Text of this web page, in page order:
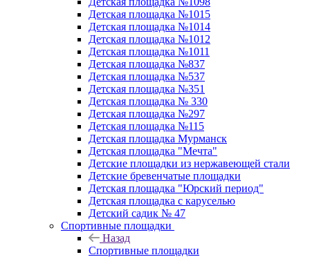
Детская площадка №1015
Детская площадка №1014
Детская площадка №1012
Детская площадка №1011
Детская площадка №837
Детская площадка №537
Детская площадка №351
Детская площадка № 330
Детская площадка №297
Детская площадка №115
Детская площадка Мурманск
Детская площадка "Мечта"
Детские площадки из нержавеющей стали
Детские бревенчатые площадки
Детская площадка "Юрский период"
Детская площадка с каруселью
Детский садик № 47
Спортивные площадки
Назад
Спортивные площадки